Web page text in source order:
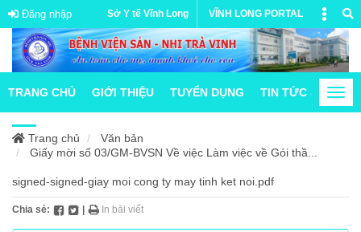
Đăng nhập Sở Y tế Vĩnh Long VĨNH LONG PORTAL
TRANG CHỦ GIỚI THIỆU TUYỂN DỤNG TIN TỨC & HOẠT
Trang chủ
Văn bản
Giấy mời số 03/GM-BVSN Về việc Làm việc về Gói thầ...
signed-signed-giay moi cong ty may tinh ket noi.pdf
Chia sẻ: | In bài viết